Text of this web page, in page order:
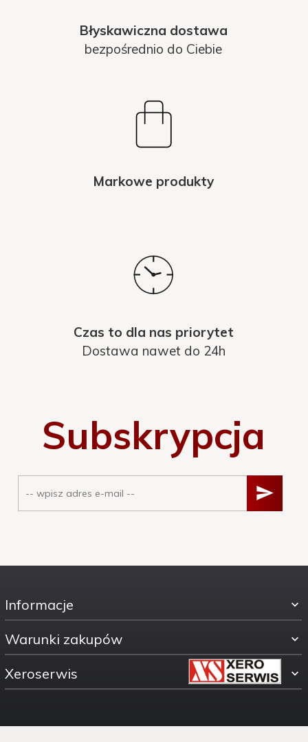
Błyskawiczna dostawa
bezpośrednio do Ciebie
Markowe produkty
Czas to dla nas priorytet
Dostawa nawet do 24h
Subskrypcja
Informacje
Warunki zakupów
Xeroserwis